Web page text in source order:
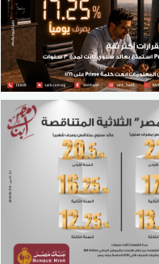
مواهب مصر